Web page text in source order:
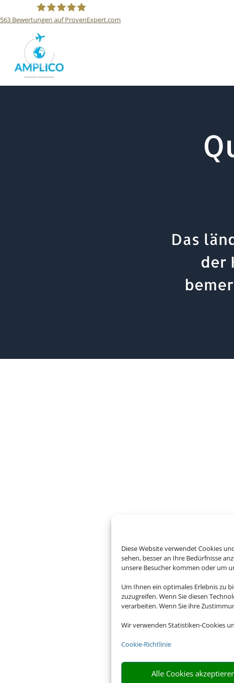
Diese Website verwendet Cookies
sehen, besser an Ihre Bedürfnisse
unsere Besucher kommen oder um
Um Ihnen ein optimales Erlebnis zu
zuzugreifen. Wenn Sie diesen
verarbeiten. Wenn Sie ihre
Wir verwenden Statistiken-Cookies
Cookie-Richtlinie
Alle Cookies
Reisebüro Amplico
563 Bewertungen auf ProvenExpert.com
Das
der